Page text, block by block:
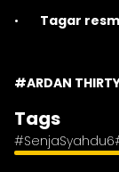
• Tagar
#ARDAN
Tags
#SenjaSyahdu6